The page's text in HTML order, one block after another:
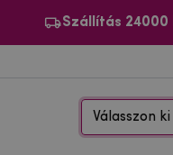
Szállítás 24000
Válasszon